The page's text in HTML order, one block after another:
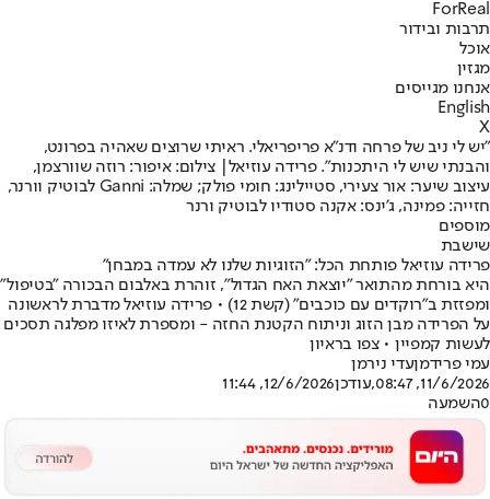
ForReal
תרבות ובידור
אוכל
מגזין
אנחנו מגייסים
English
X
"יש לי ניב של פרחה ודנ"א פריפריאלי. ראיתי שרוצים שאהיה בפרונט,
והבנתי שיש לי היתכנות". פרידה עוזיאל| צילום: איפור: רוזה שוורצמן,
עיצוב שיער: אור צעירי, סטיילינג: חומי פולק; שמלה: Ganni לבוטיק וורנר,
חזייה: פמינה, ג'ינס: אקנה סטודיו לבוטיק ורנר
מוספים
שישבת
פרידה עוזיאל פותחת הכל: "הזוגיות שלנו לא עמדה במבחן"
היא בורחת מהתואר "יוצאת האח הגדול", זוהרת באלבום הבכורה "בטיפול"
ומפזזת ב"רוקדים עם כוכבים" (קשת 12) • פרידה עוזיאל מדברת לראשונה
על הפרידה מבן הזוג וניתוח הקטנת החזה - ומספרת לאיזו מפלגה תסכים
לעשות קמפיין • צפו בראיון
עמי פרידמןעדי נירמן
11/6/2026, 08:47
,עודכן12/6/2026, 11:44
0השמעה